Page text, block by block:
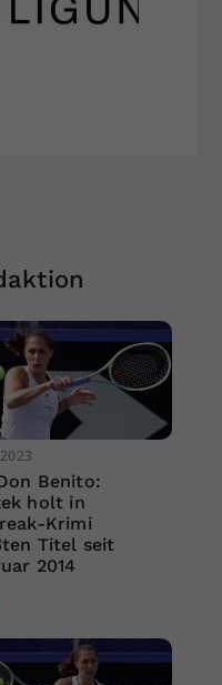
Benito:
holt in
Krimi
Titel seit
2014